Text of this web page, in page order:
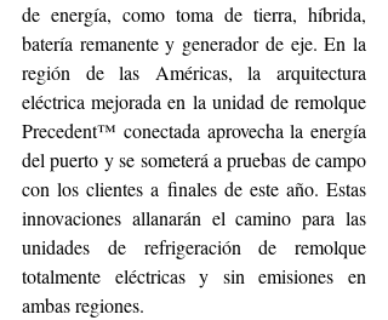
de energía, como toma de tierra, híbrida,
batería remanente y generador de eje. En la
región de las Américas, la arquitectura
eléctrica mejorada en la unidad de remolque
Precedent™ conectada aprovecha la energía
del puerto y se someterá a pruebas de campo
con los clientes a finales de este año. Estas
innovaciones allanarán el camino para las
unidades de refrigeración de remolque
totalmente eléctricas y sin emisiones en
ambas regiones.